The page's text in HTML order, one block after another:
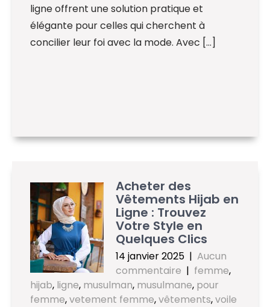
ligne offrent une solution pratique et
élégante pour celles qui cherchent à
concilier leur foi avec la mode. Avec […]
Acheter des
Vêtements Hijab en
Ligne : Trouvez
Votre Style en
Quelques Clics
14 janvier 2025 | Aucun
commentaire | femme,
hijab, ligne, musulman, musulmane, pour
femme,vetement femme,vêtements,voile